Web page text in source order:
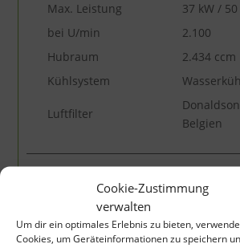
Cookie-Zustimmung
verwalten
Um dir ein optimales Erlebnis zu bieten,
Cookies, um Geräteinformationen zu speichern
Max. Leistung
37 kW / 50
bei U/min
2.100
Hubraum
2.434 ccm
Kühlsystem
Luftfilter
Belgien
Elektrische Anlagen
Bereifung